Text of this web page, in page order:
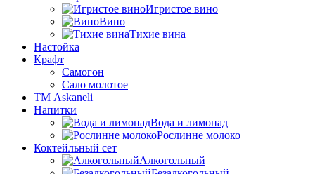
Игристое вино
Вино
Тихие вина
Настойка
Крафт
Самогон
Сало молотое
ТМ Askaneli
Напитки
Вода и лимонад
Рослинне молоко
Коктейльный сет
Алкогольный